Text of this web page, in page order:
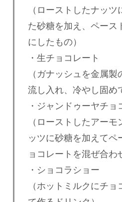
（ローストしたナッ
た砂糖を加え、ペース
にしたもの）
・生チョコレート
（ガナッシュを金属
流し入れ、冷やし固め
・ジャンドゥーヤチョ
（ローストしたアー
ッツに砂糖を加えてペ
ョコレートを混ぜ合わ
・ショコラショー
（ホットミルクにチ